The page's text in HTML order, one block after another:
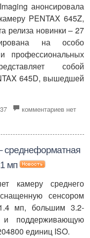
анонсировала
PENTAX 645Z,
релиза новинки – 27
на особо
профессиональных
собой
645D, вышедшей
комментариев нет
среднеформатная
мп
камеру среднего
сенсором
мп, большим 3.2-
поддерживающую
единиц ISO.